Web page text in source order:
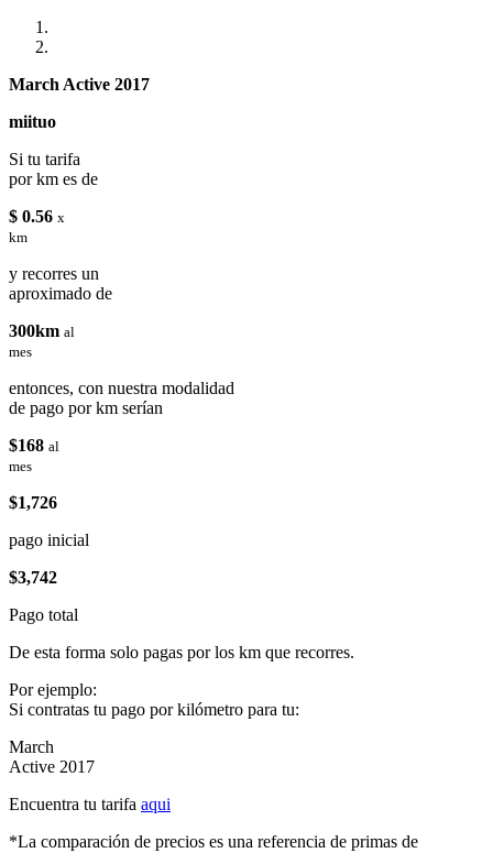
March Active 2017
miituo
Si tu tarifa
por km es de
$ 0.56 x
km
y recorres un
aproximado de
300km al
mes
entonces, con nuestra modalidad
de pago por km serían
$168 al
mes
$1,726
pago inicial
$3,742
Pago total
De esta forma solo pagas por los km que recorres.
Por ejemplo:
Si contratas tu pago por kilómetro para tu:
March
Active 2017
Encuentra tu tarifa aqui
*La comparación de precios es una referencia de primas de